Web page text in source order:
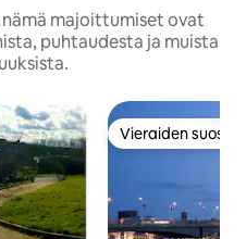
majoittumiset ovat
puhtaudesta ja muista
Vieraiden
Vieraiden